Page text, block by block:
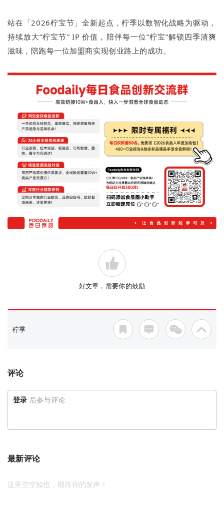
站在「2026柠宝节」全新起点，柠季以数智化战略为驱动，
持续放大“柠宝节” IP 价值，陪伴每一位“柠宝”解锁四季清爽
滋味，陪跑每一位加盟商实现创业路上的成功。
好文章，需要你的鼓励
柠季
评论
登录 后参与评论
最新评论
这里空空如也，期待你的发声！